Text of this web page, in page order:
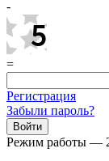
-
=
Регистрация
Забыли пароль?
Режим работы —